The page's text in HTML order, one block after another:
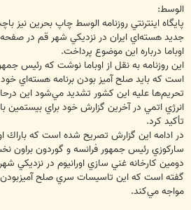
الوسط:
پايگاه اينترنتي روزنامه الوسط چاپ بحرين نيز
جديد هسته‌اي ايران در نزديکي شهر قم در صفحه
اوباما درباره اين موضوع پرداخت.
اين روزنامه به نقل از اوباما نوشت كه رئيس جمهور
است كه بايد صلح آميز بودن برنامه هسته‌اي خود
تحريم‌ها عليه اين كشور تشديد مي‌شود اين
انرژي اتمي در آخرين گزارش خود براي بيستمين
تأكيد كرد.
در ادامه اين گزارش تصريح شده است كه باراك
ساركوزي رئيس جمهور فرانسه و گوردون براون
دومين كارخانه غني سازي اورانيوم در نزديكي شهر
گفته است كه اين تاسيسات سري صلح آميزبودن
مواجه مي‌كند.